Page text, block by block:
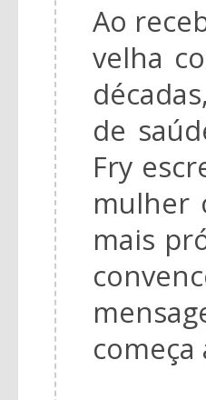
Ao
velha
de
Fry
mulher
mais